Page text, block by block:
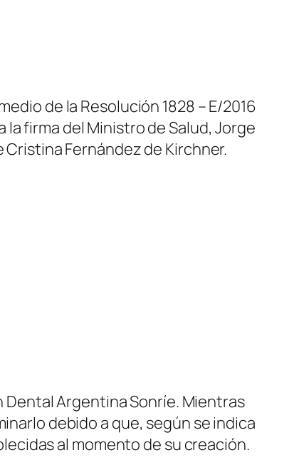
de la Resolución 1828 – E/2016
la firma del Ministro de Salud, Jorge
Fernández de Kirchner.
Dental Argentina Sonríe. Mientras
debido a que, según se indica
al momento de su creación.